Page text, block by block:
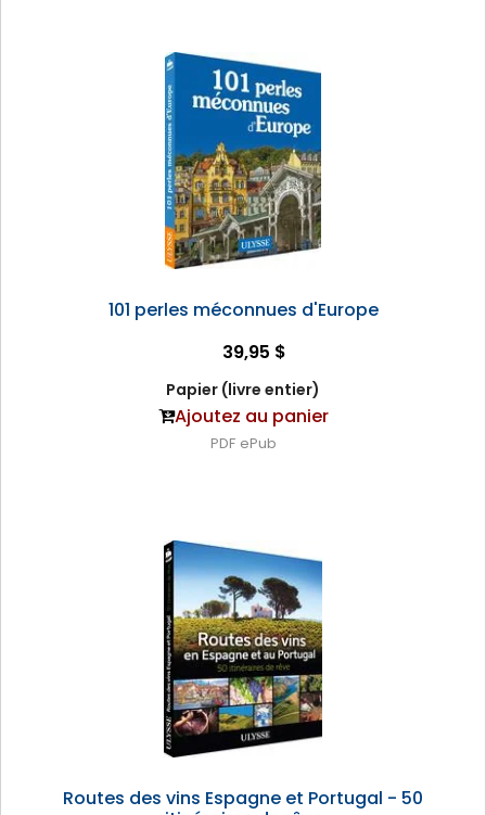
101 perles méconnues d'Europe
39,95 $
Papier (livre entier)
Ajoutez au panier
PDF ePub
Routes des vins Espagne et Portugal - 50